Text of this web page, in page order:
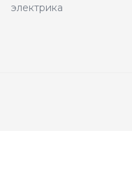
электрика